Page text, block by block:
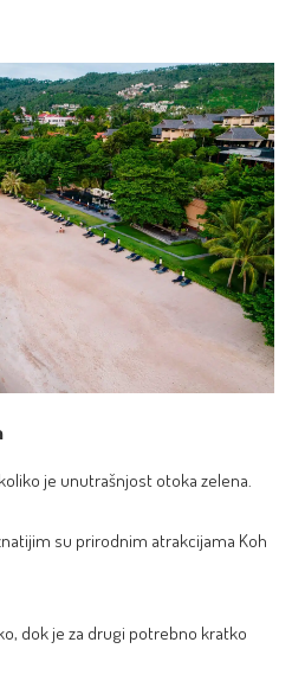
je unutrašnjost otoka zelena.
su prirodnim atrakcijama Koh
dok je za drugi potrebno kratko